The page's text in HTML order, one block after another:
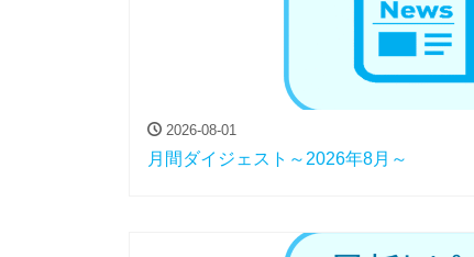
2026-08-01
月間ダイジェスト～2026年8月～